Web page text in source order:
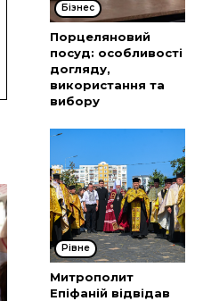
Бізнес
Порцеляновий
посуд: особливості
догляду,
використання та
вибору
Рівне
Митрополит
Епіфаній відвідав